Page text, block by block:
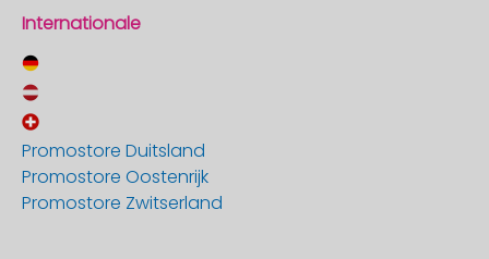
Internationale
Promostore Duitsland
Promostore Oostenrijk
Promostore Zwitserland